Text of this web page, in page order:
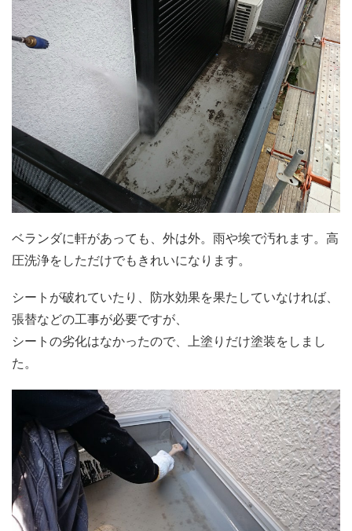
ベランダに軒があっても、外は外。雨や埃で汚れます。高
圧洗浄をしただけでもきれいになります。
シートが破れていたり、防水効果を果たしていなければ、
張替などの工事が必要ですが、
シートの劣化はなかったので、上塗りだけ塗装をしまし
た。